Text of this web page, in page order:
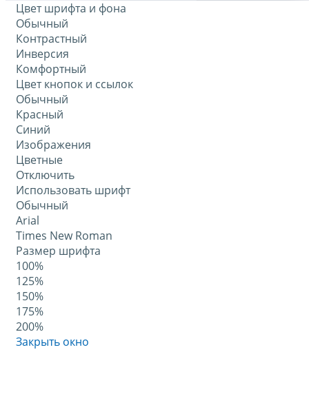
Цвет шрифта и фона
Обычный
Контрастный
Инверсия
Комфортный
Цвет кнопок и ссылок
Обычный
Красный
Синий
Изображения
Цветные
Отключить
Использовать шрифт
Обычный
Arial
Times New Roman
Размер шрифта
100%
125%
150%
175%
200%
Закрыть окно